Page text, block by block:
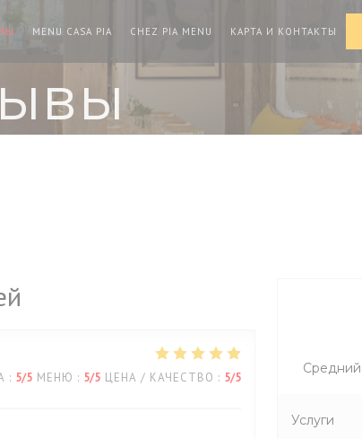
MENU CASA PIA ((ОТКРЫВАЕТСЯ В НОВОМ ОКНЕ))
CHEZ PIA MENU ((ОТКРЫВАЕТСЯ В НОВОМ
КАРТА И КОНТАКТЫ
: 5/5 МЕНЮ : 5/5 ЦЕНА / КАЧЕСТВО : 5/5
Услуги